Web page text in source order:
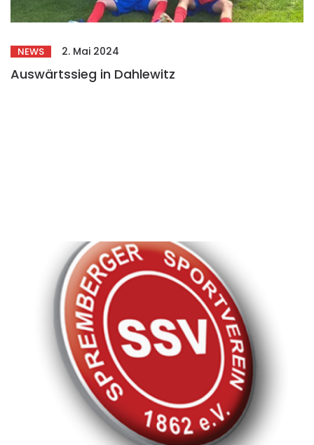
NEWS 2. Mai 2024
Auswärtssieg in Dahlewitz